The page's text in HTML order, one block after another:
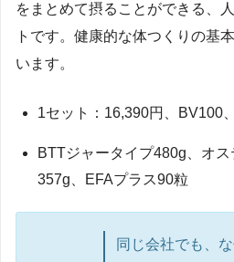
をまとめて摂ることができる、
トです。健康的な体つくりの基
います。
1セット：16,390円、BV100
BTTジャータイプ480g、オ
357g、EFAプラス90粒
同じ会社でも、